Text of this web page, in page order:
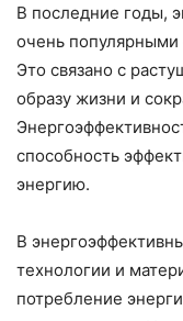
В последние годы,
очень
Это связано с
образу жизни и
способность
энергию.
В
технологии и
потребление